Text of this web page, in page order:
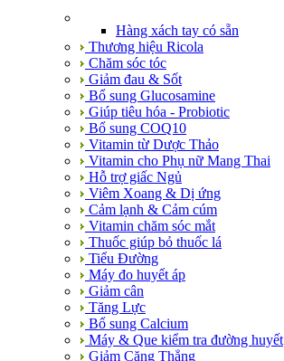
Hàng xách tay có sẵn
Thương hiệu Ricola
Chăm sóc tóc
Giảm đau & Sốt
Bổ sung Glucosamine
Giúp tiêu hóa - Probiotic
Bổ sung COQ10
Vitamin từ Dược Thảo
Vitamin cho Phụ nữ Mang Thai
Hỗ trợ giấc Ngủ
Viêm Xoang & Dị ứng
Cảm lạnh & Cảm cúm
Vitamin chăm sóc mắt
Thuốc giúp bỏ thuốc lá
Tiểu Đường
Máy đo huyết áp
Giảm cân
Tăng Lực
Bổ sung Calcium
Máy & Que kiểm tra đường huyết
Giảm Căng Thẳng